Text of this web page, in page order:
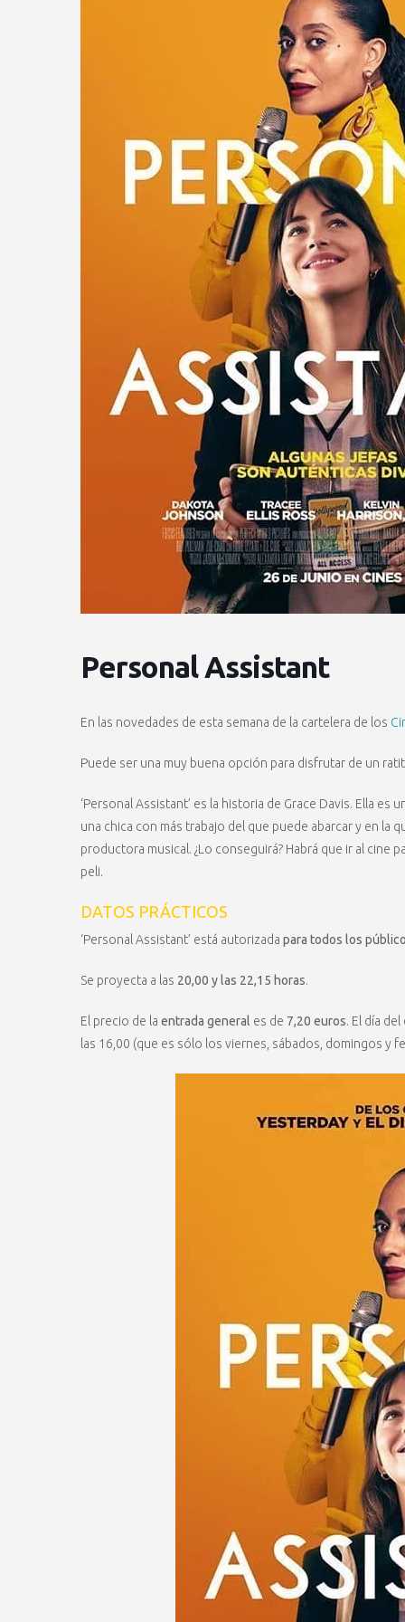
Personal Assistant
En las novedades de esta semana de la cartelera de los
Puede ser una muy buena opción para disfrutar de un
‘Personal Assistant’ es la historia de Grace Davis. Ella
una chica con más trabajo del que puede abarcar y en la
productora musical. ¿Lo conseguirá? Habrá que ir al cine
peli.
DATOS PRÁCTICOS
‘Personal Assistant’ está autorizada para todos los
Se proyecta a las 20,00 y las 22,15 horas.
El precio de la entrada general es de 7,20 euros. El día
las 16,00 (que es sólo los viernes, sábados, domingos y